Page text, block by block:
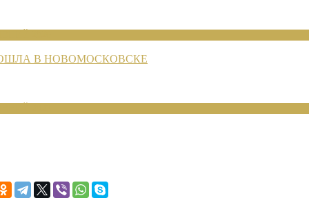
В НОВОМОСКОВСКЕ